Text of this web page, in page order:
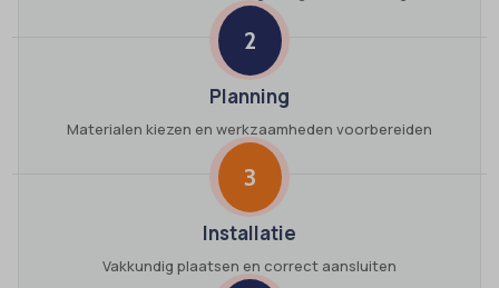
2
Planning
Materialen kiezen en werkzaamheden voorbereiden
3
Installatie
Vakkundig plaatsen en correct aansluiten